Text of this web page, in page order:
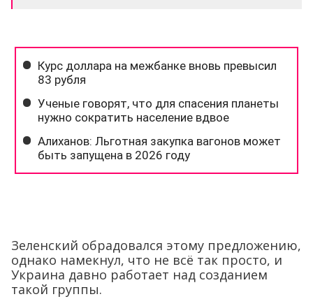
Зеленский обрадовался этому предложению,
однако намекнул, что не всё так просто, и
Украина давно работает над созданием
такой группы.